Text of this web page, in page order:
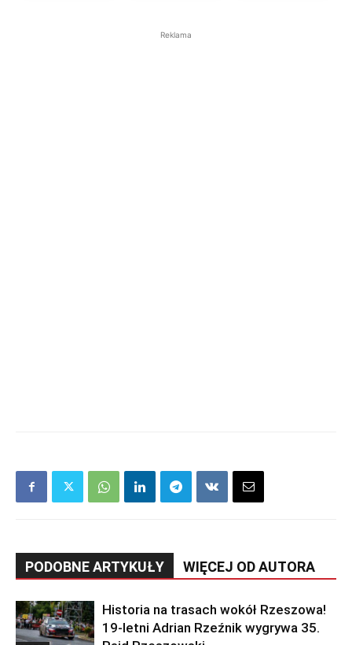
Reklama
PODOBNE ARTYKUŁY WIĘCEJ OD AUTORA
Historia na trasach wokół Rzeszowa!
19-letni Adrian Rzeźnik wygrywa 35.